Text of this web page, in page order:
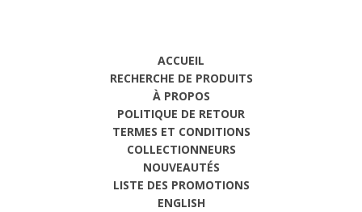
ACCUEIL
RECHERCHE DE PRODUITS
À PROPOS
POLITIQUE DE RETOUR
TERMES ET CONDITIONS
COLLECTIONNEURS
NOUVEAUTÉS
LISTE DES PROMOTIONS
ENGLISH